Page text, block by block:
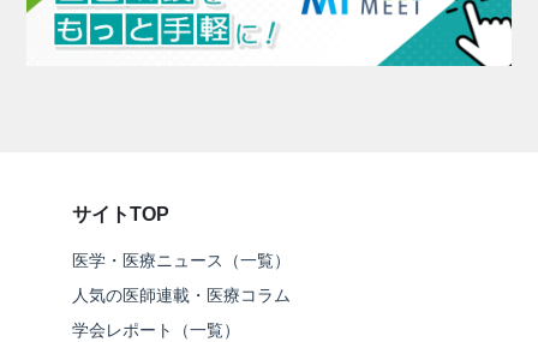
サイトTOP
医学・医療ニュース（一覧）
人気の医師連載・医療コラム
学会レポート（一覧）